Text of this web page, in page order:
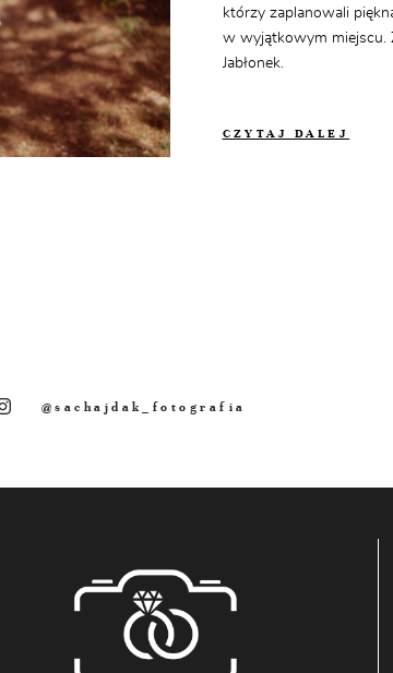
którzy zaplanowali
w wyjątkowym miejscu.
Jabłonek.
CZYTAJ DALEJ
@sachajdak_fotografia